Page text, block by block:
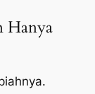
Hanya